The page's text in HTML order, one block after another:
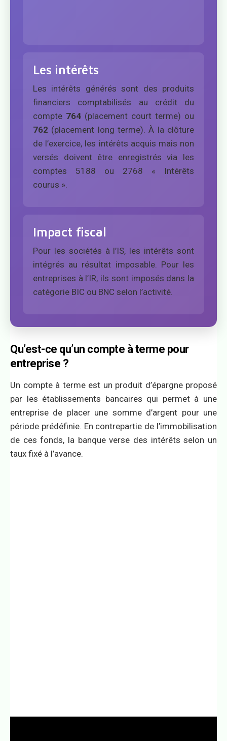
Les intérêts
Les intérêts générés sont des produits
financiers comptabilisés au crédit du
compte 764 (placement court terme) ou
762 (placement long terme). À la clôture
de l’exercice, les intérêts acquis mais non
versés doivent être enregistrés via les
comptes 5188 ou 2768 « Intérêts
courus ».
Impact fiscal
Pour les sociétés à l’IS, les intérêts sont
intégrés au résultat imposable. Pour les
entreprises à l’IR, ils sont imposés dans la
catégorie BIC ou BNC selon l’activité.
Qu’est-ce qu’un compte à terme pour
entreprise ?
Un compte à terme est un produit d’épargne proposé
par les établissements bancaires qui permet à une
entreprise de placer une somme d’argent pour une
période prédéfinie. En contrepartie de l’immobilisation
de ces fonds, la banque verse des intérêts selon un
taux fixé à l’avance.